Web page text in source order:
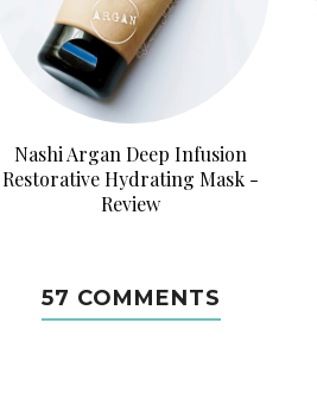
Nashi Argan Deep Infusion
Restorative Hydrating Mask -
Review
57 COMMENTS